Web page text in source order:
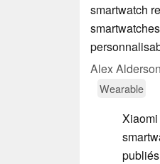
smartwatch
Alex
Wearable